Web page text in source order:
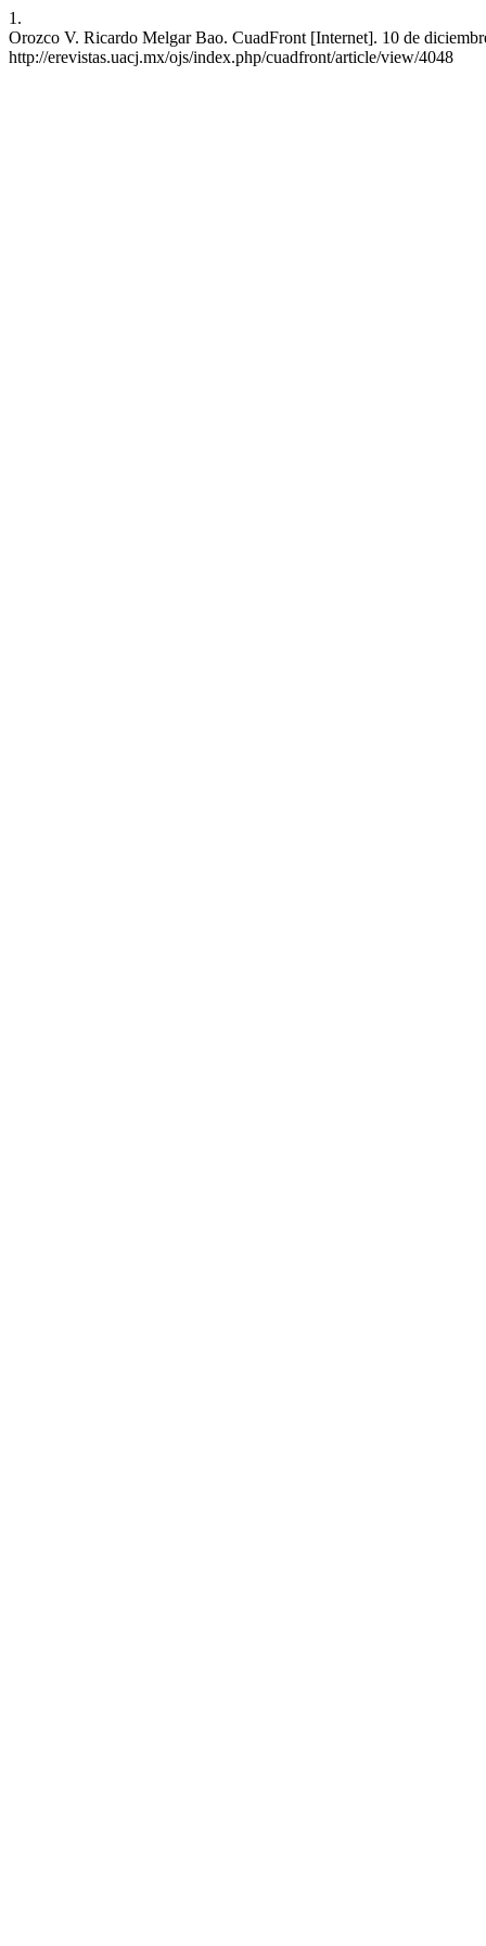
1.
Orozco V. Ricardo Melgar Bao. CuadFront [Internet]. 10 de
http://erevistas.uacj.mx/ojs/index.php/cuadfront/article/view/4048